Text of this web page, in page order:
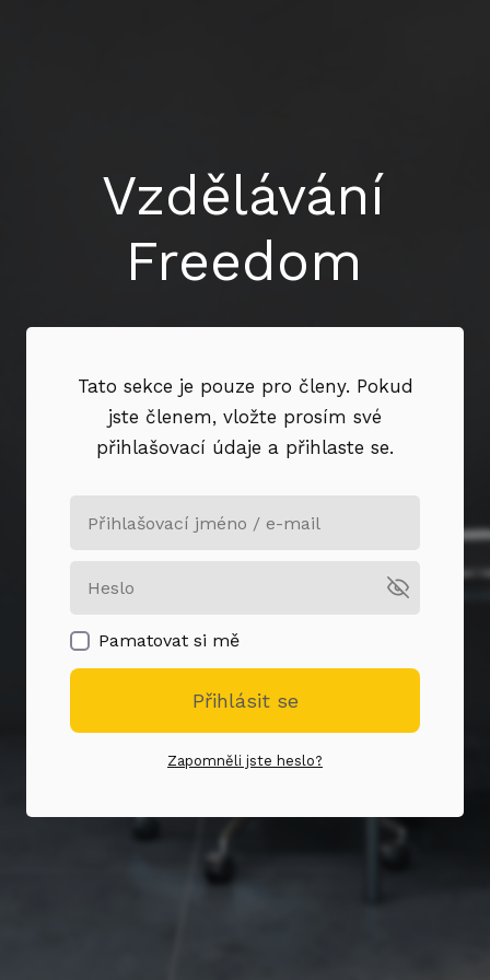
Vzdělávání
Freedom
Tato sekce je pouze pro členy. Pokud
jste členem, vložte prosím své
přihlašovací údaje a přihlaste se.
Pamatovat si mě
Přihlásit se
Zapomněli jste heslo?